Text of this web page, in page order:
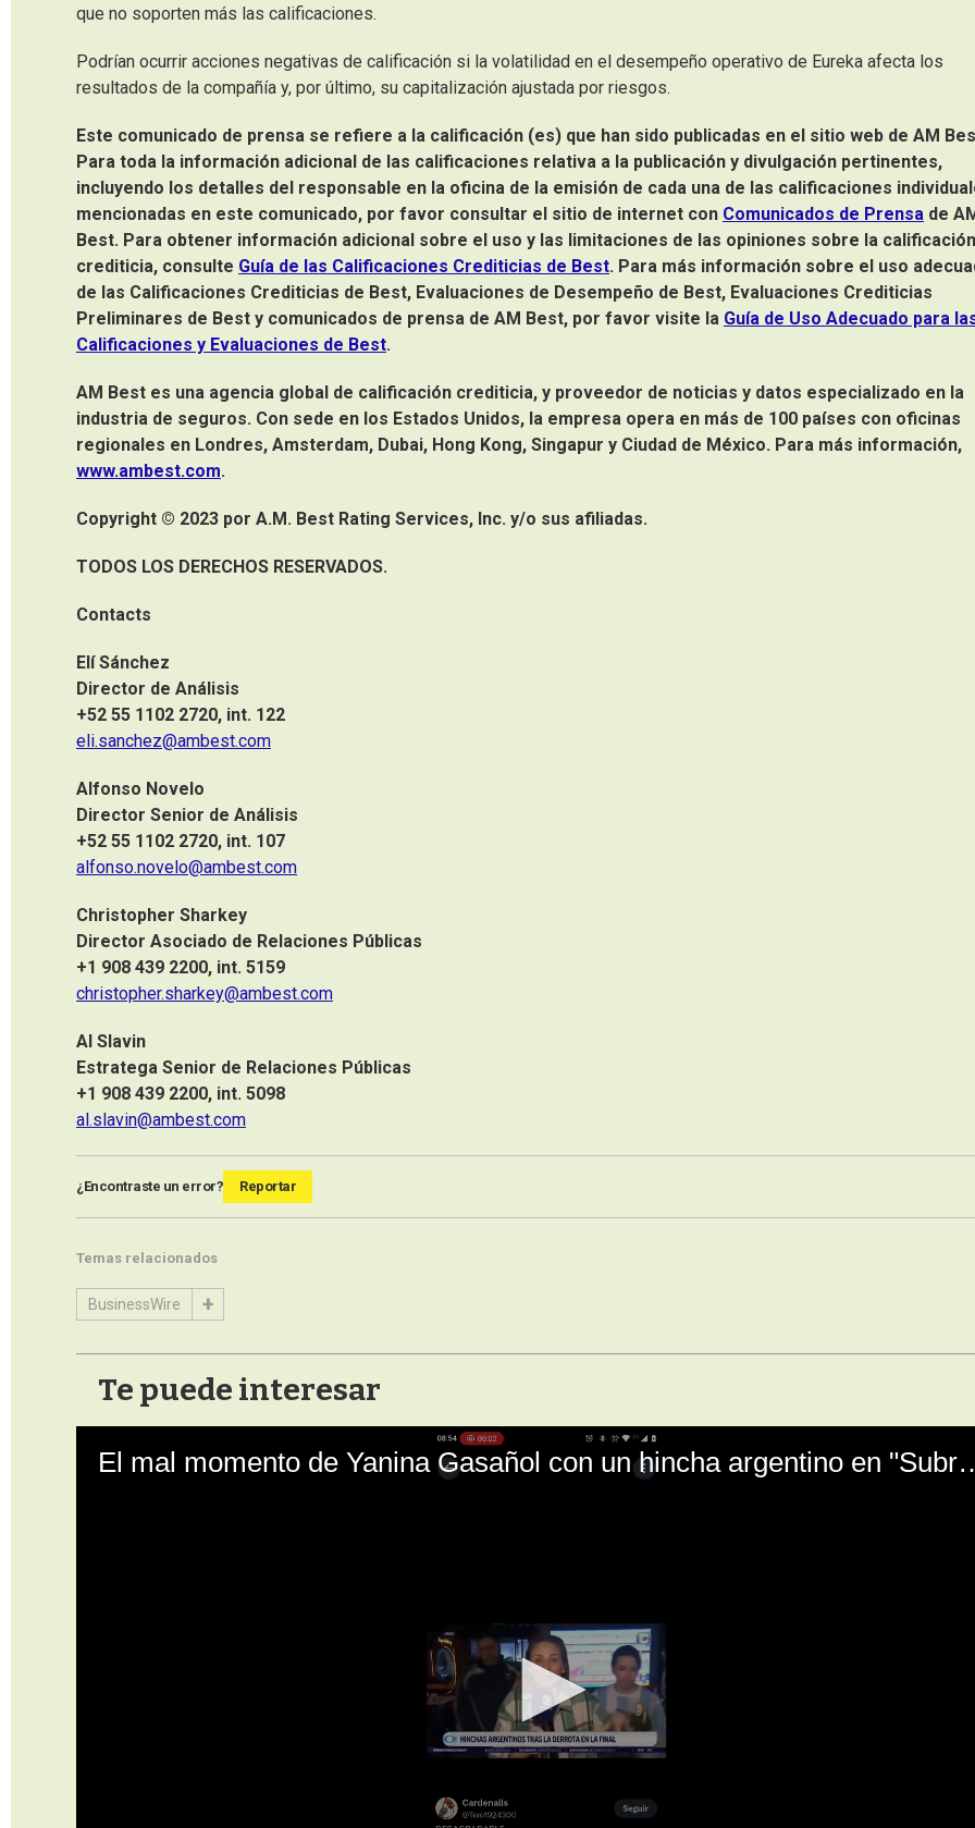
que no soporten más las calificaciones.
Podrían ocurrir acciones negativas de calificación si la volatilidad en el desempeño operativo de Eureka afecta los
resultados de la compañía y, por último, su capitalización ajustada por riesgos.
Este comunicado de prensa se ​​refiere a la calificación (es) que han sido publicadas en el sitio web de AM
Para toda la información adicional de las calificaciones relativa a la publicación y divulgación pertinentes,
incluyendo los detalles del responsable en la oficina de la emisión de cada una de las calificaciones
mencionadas en este comunicado, por favor consultar el sitio de internet con Comunicados de Prensa de
Best. Para obtener información adicional sobre el uso y las limitaciones de las opiniones sobre la calificación
crediticia, consulte Guía de las Calificaciones Crediticias de Best. Para más información sobre el uso
de las Calificaciones Crediticias de Best, Evaluaciones de Desempeño de Best, Evaluaciones Crediticias
Preliminares de Best y comunicados de prensa de AM Best, por favor visite la Guía de Uso Adecuado para
Calificaciones y Evaluaciones de Best.
AM Best es una agencia global de calificación crediticia, y proveedor de noticias y datos especializado en la
industria de seguros. Con sede en los Estados Unidos, la empresa opera en más de 100 países con oficinas
regionales en Londres, Amsterdam, Dubai, Hong Kong, Singapur y Ciudad de México. Para más información,
www.ambest.com.
Copyright © 2023 por A.M. Best Rating Services, Inc. y/o sus afiliadas.
TODOS LOS DERECHOS RESERVADOS.
Contacts
Elí Sánchez
Director de Análisis
+52 55 1102 2720, int. 122
eli.sanchez@ambest.com
Alfonso Novelo
Director Senior de Análisis
+52 55 1102 2720, int. 107
alfonso.novelo@ambest.com
Christopher Sharkey
Director Asociado de Relaciones Públicas
+1 908 439 2200, int. 5159
christopher.sharkey@ambest.com
Al Slavin
Estratega Senior de Relaciones Públicas
+1 908 439 2200, int. 5098
al.slavin@ambest.com
¿Encontraste un error? Reportar
Temas relacionados
BusinessWire
Te puede interesar
El mal momento de Yanina